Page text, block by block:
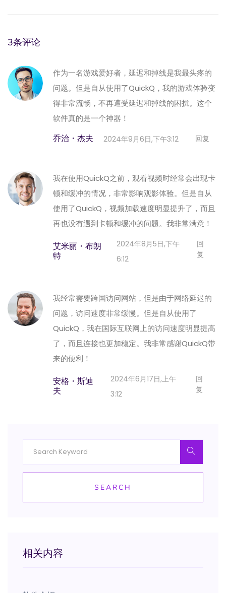
3条评论
作为一名游戏爱好者，延迟和掉线是我最头疼的
问题。但是自从使用了QuickQ，我的游戏体验变
得非常流畅，不再遭受延迟和掉线的困扰。这个
软件真的是一个神器！
乔治・杰夫 2024年9月6日,下午3:12 回复
我在使用QuickQ之前，观看视频时经常会出现卡
顿和缓冲的情况，非常影响观影体验。但是自从
使用了QuickQ，视频加载速度明显提升了，而且
再也没有遇到卡顿和缓冲的问题。我非常满意！
艾米丽・布朗
特
2024年8月5日,下午
6:12
回
复
我经常需要跨国访问网站，但是由于网络延迟的
问题，访问速度非常缓慢。但是自从使用了
QuickQ，我在国际互联网上的访问速度明显提高
了，而且连接也更加稳定。我非常感谢QuickQ带
来的便利！
安格・斯迪
夫
2024年6月17日,上午
3:12
回
复
SEARCH
相关内容